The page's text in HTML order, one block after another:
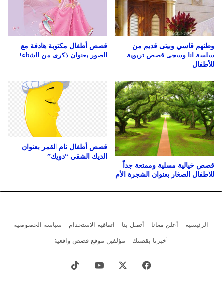
وطنهم قاسي وبيتى قديم من
سلسة انا وسجى قصص تربوية
للأطفال
قصص أطفال مكتوبة هادفة مع
الصور بعنوان ذكرى من الشتاء!
قصص خيالية مسلية وممتعة جداً
للاطفال الصغار بعنوان الشجرة الأم
قصص أطفال نام القمر بعنوان
الديك الشقي “دويك”
الرئيسية أعلن معانا أتصل بنا اتفاقية الاستخدام
سياسة الخصوصية
أخبرنا بقصتك
مؤلفين موقع قصص واقعية
فيسبوك يوتيوب